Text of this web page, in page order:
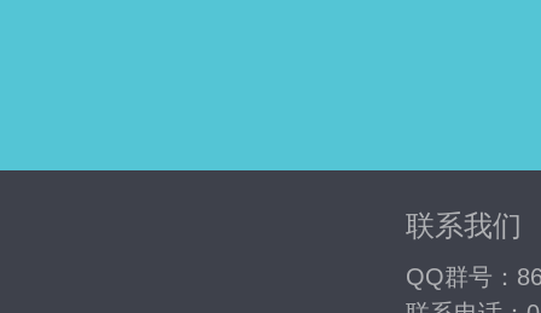
联系我们
QQ群号：